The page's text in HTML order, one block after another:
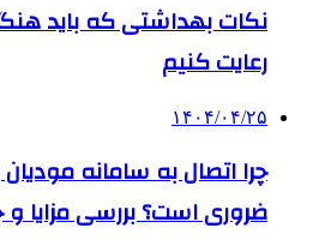
نکات بهداشتی که باید
رعایت کنیم
۱۴۰۴/۰۴/۲۵
چرا اتصال به سامانه
ضروری است؟ بررسی مزایا